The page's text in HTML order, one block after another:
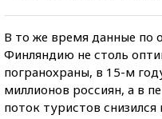
В то же время данные по
Финляндию не столь
погранохраны, в 15-м
миллионов россиян, а в
поток туристов